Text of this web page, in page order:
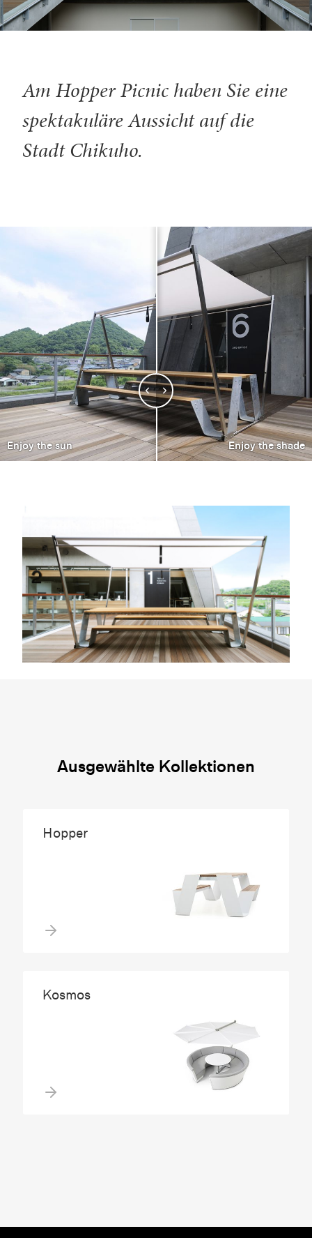
Am Hopper Picnic haben Sie eine
spektakuläre Aussicht auf die
Stadt Chikuho.
Enjoy the sun Enjoy the shade
Ausgewählte Kollektionen
Hopper
Kosmos